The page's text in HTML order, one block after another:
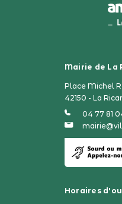
Mairie de La
Place Michel
42150 - La
04 77 81
Horaires